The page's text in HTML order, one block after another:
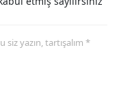
yazın, tartışalım *